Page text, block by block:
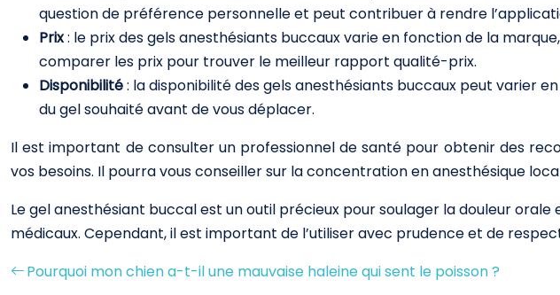
question de préférence personnelle et peut contribuer à rendre
Prix: le prix des gels anesthésiants buccaux varie en fonction de la
comparer les prix pour trouver le meilleur rapport qualité-prix.
Disponibilité: la disponibilité des gels anesthésiants buccaux peut varier
du gel souhaité avant de vous déplacer.
Il est important de consulter un professionnel de santé pour obtenir des
vos besoins. Il pourra vous conseiller sur la concentration en anesthésique
Le gel anesthésiant buccal est un outil précieux pour soulager la douleur
médicaux. Cependant, il est important de l’utiliser avec prudence et de
Pourquoi mon chien a-t-il une mauvaise haleine qui sent le poisson ?